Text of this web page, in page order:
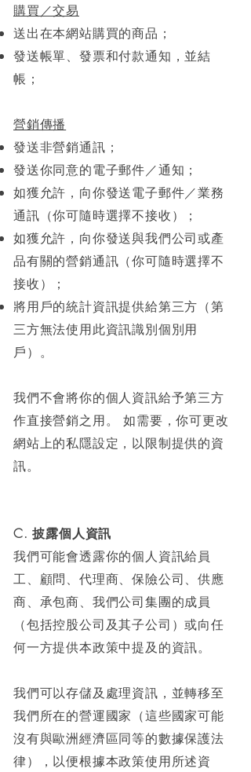
購買／交易
送出在本網站購買的商品；
發送帳單、發票和付款通知，並結
帳；
營銷傳播
發送非營銷通訊；
發送你同意的電子郵件／通知；
如獲允許，向你發送電子郵件／業務
通訊（你可隨時選擇不接收）；
如獲允許，向你發送與我們公司或產
品有關的營銷通訊（你可隨時選擇不
接收）；
將用戶的統計資訊提供給第三方（第
三方無法使用此資訊識別個別用
戶）。
我們不會將你的個人資訊給予第三方
作直接營銷之用。 如需要，你可更改
網站上的私隱設定，以限制提供的資
訊。
C. 披露個人資訊
我們可能會透露你的個人資訊給員
工、顧問、代理商、保險公司、供應
商、承包商、我們公司集團的成員
（包括控股公司及其子公司）或向任
何一方提供本政策中提及的資訊。
我們可以存儲及處理資訊，並轉移至
我們所在的營運國家（這些國家可能
沒有與歐洲經濟區同等的數據保護法
律），以便根據本政策使用所述資